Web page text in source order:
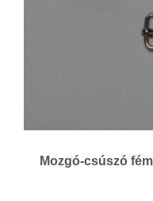
Mozgó-csúszó